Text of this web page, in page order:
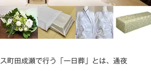
町田成瀬で行う「一日葬」とは、通夜